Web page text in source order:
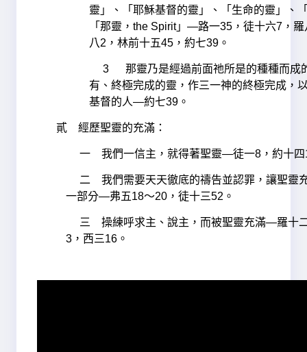
靈」、「耶穌基督的靈」、「生命的靈」、
「那靈，the Spirit」—路一35，徒十六7，
八2，林前十五45，約七39。
3 那靈乃是經過前面祂所是的種種而成
有、終極完成的靈，作三一神的終極完成，
基督的人—約七39。
貳 經歷聖靈的充滿：
一 我們一信主，就得著聖靈—徒一8，約十四
二 我們需要天天徹底的禱告並認罪，讓聖靈
一部分—弗五18～20，徒十三52。
三 操練呼求主、說主，而被聖靈充滿—羅十
3，西三16。